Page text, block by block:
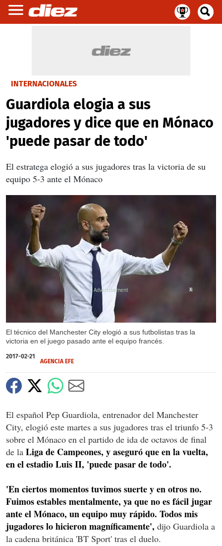
INTERNACIONALES
Guardiola elogia a sus
jugadores y dice que en Mónaco
'puede pasar de todo'
El estratega elogió a sus jugadores tras la victoria de su
equipo 5-3 ante el Mónaco
El técnico del Manchester City elogió a sus futbolistas tras la
victoria en el juego pasado ante el equipo francés.
X
2017-02-21
AGENCIA EFE
El español Pep Guardiola, entrenador del Manchester
City, elogió este martes a sus jugadores tras el triunfo 5-3
sobre el Mónaco en el partido de ida de octavos de final
de la Liga de Campeones, y aseguró que en la vuelta,
en el estadio Luis II, 'puede pasar de todo'.
'En ciertos momentos tuvimos suerte y en otros no.
Fuimos estables mentalmente, ya que no es fácil jugar
ante el Mónaco, un equipo muy rápido. Todos mis
jugadores lo hicieron magníficamente', dijo Guardiola a
la cadena británica 'BT Sport' tras el duelo.